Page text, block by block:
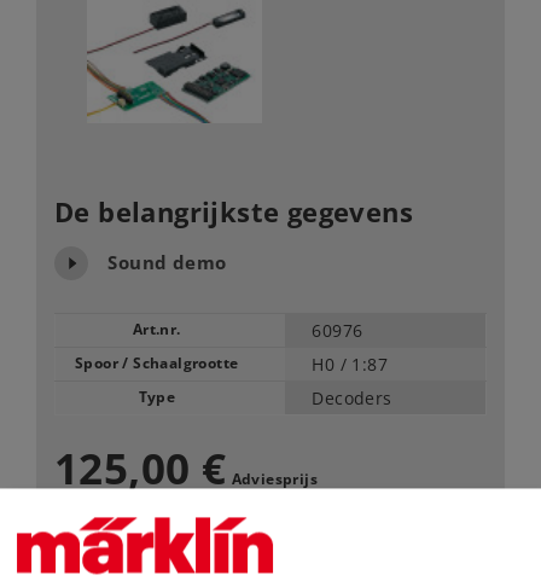
De belangrijkste gegevens
Sound demo
Art.nr. 60976
Spoor / Schaalgrootte H0 / 1:87
Type Decoders
125,00 € Adviesprijs
Leverbaar vanaf fabriek.